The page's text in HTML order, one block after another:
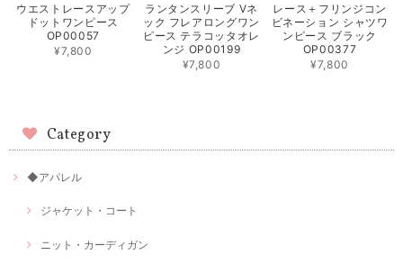
ウエストレースアップ
ドットワンピース
OP00057
¥7,800
ランタンスリーブ Vネ
ック フレアロングワン
ピース テラコッタオレ
ンジ OP00199
¥7,800
レース＋フリンジコン
ビネーション シャツワ
ンピース ブラック
OP00377
¥7,800
Category
◆アパレル
ジャケット・コート
ニット・カーディガン